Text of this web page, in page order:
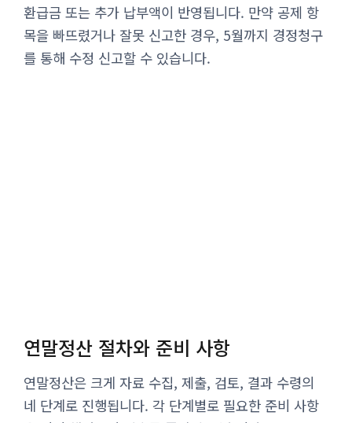
환급금 또는 추가 납부액이 반영됩니다. 만약 공제 항
목을 빠뜨렸거나 잘못 신고한 경우, 5월까지 경정청구
를 통해 수정 신고할 수 있습니다.
연말정산 절차와 준비 사항
연말정산은 크게 자료 수집, 제출, 검토, 결과 수령의
네 단계로 진행됩니다. 각 단계별로 필요한 준비 사항